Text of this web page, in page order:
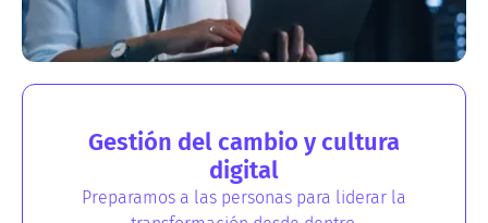
Gestión del cambio y cultura
digital
Preparamos a las personas para liderar la